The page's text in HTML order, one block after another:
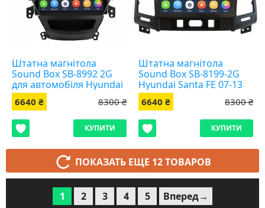
Штатна магнітола
Sound Box SB-8992 2G
для автомобіля Hyundai
Elantra 2010-2013
6640 ₴ 8300 ₴
КУПИТИ
Штатна магнітола
Sound Box SB-8199-2G
Hyundai Santa FE 07-13
6640 ₴ 8300 ₴
КУПИТИ
ПОКАЗАТЬ ЕЩЕ 12 ТОВАРОВ
1 2 3 4 5 Вперед→